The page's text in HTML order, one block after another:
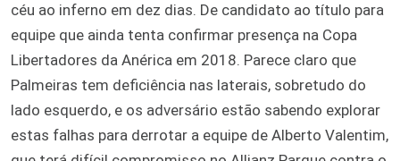
céu ao inferno em dez dias. De candidato ao título para
equipe que ainda tenta confirmar presença na Copa
Libertadores da Anérica em 2018. Parece claro que
Palmeiras tem deficiência nas laterais, sobretudo do
lado esquerdo, e os adversário estão sabendo explorar
estas falhas para derrotar a equipe de Alberto Valentim,